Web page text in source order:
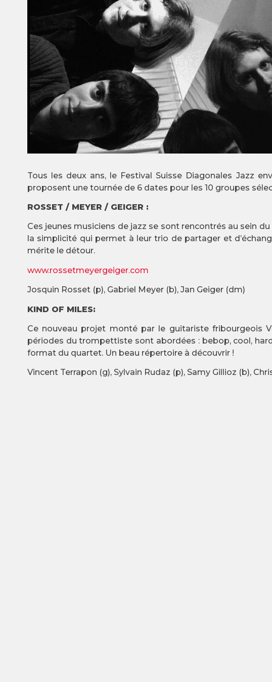
Tous les deux ans, le Festival Suisse Diagonales Jazz
proposent une tournée de 6 dates pour les 10 groupes
ROSSET / MEYER / GEIGER :
Ces jeunes musiciens de jazz se sont rencontrés au sein
la simplicité qui permet à leur trio de partager et
mérite le détour.
www.rossetmeyergeiger.com
Josquin Rosset (p), Gabriel Meyer (b), Jan Geiger (dm)
KIND OF MILES:
Ce nouveau projet monté par le guitariste fribourgeois
périodes du trompettiste sont abordées : bebop, cool,
format du quartet. Un beau répertoire à découvrir !
Vincent Terrapon (g), Sylvain Rudaz (p), Samy Gillioz (b),